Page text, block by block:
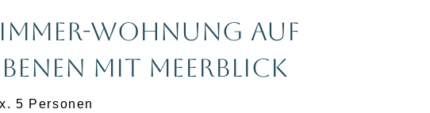
WOHNUNG AUF
MIT MEERBLICK
5 Personen